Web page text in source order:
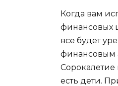
Когда вам
финансовых
все будет
финансовым
есть дети.